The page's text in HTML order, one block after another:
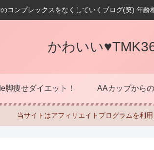
コンプレックスをなくしていくブログ(笑) 年齢
かわいい
脚痩せダイエット！ AAカップから
当サイトはアフィリエイトプログラムを利